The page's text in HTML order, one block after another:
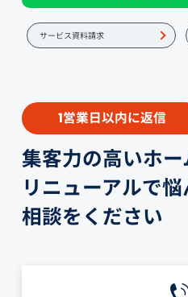
サービス資料請求
1営業日以内に返信
集客力の高いホー
リニューアルで
相談をください